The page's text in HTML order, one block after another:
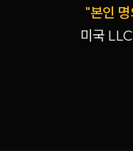
"본인
미국